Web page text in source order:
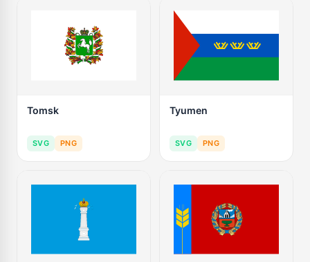
Tomsk
SVG PNG
Tyumen
SVG PNG